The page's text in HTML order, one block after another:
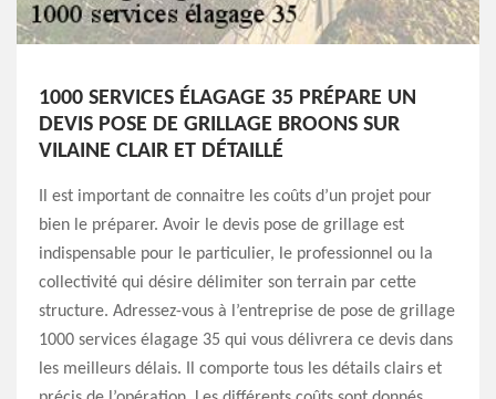
1000 SERVICES ÉLAGAGE 35 PRÉPARE UN
DEVIS POSE DE GRILLAGE BROONS SUR
VILAINE CLAIR ET DÉTAILLÉ
Il est important de connaitre les coûts d’un projet pour
bien le préparer. Avoir le devis pose de grillage est
indispensable pour le particulier, le professionnel ou la
collectivité qui désire délimiter son terrain par cette
structure. Adressez-vous à l’entreprise de pose de grillage
1000 services élagage 35 qui vous délivrera ce devis dans
les meilleurs délais. Il comporte tous les détails clairs et